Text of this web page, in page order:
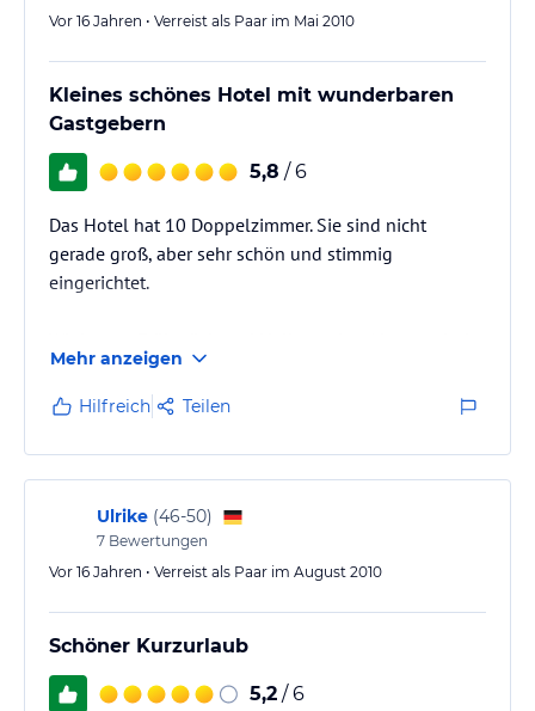
Vor 16 Jahren • Verreist als Paar im Mai 2010
Kleines schönes Hotel mit wunderbaren
Gastgebern
5,8 / 6
Das Hotel hat 10 Doppelzimmer. Sie sind nicht
gerade groß, aber sehr schön und stimmig
eingerichtet.
Part Gastronomie).
Internet und Facebook Auftritt sehr gut.
Wir fahren auf jeden Fall nochmals in das Hotel Tirol.
UNSERE ABSOLUTE EMPEHLUNG!!
Mehr anzeigen
Hilfreich Teilen
Ulrike (46-50)
7 Bewertungen
Vor 16 Jahren • Verreist als Paar im August 2010
Schöner Kurzurlaub
5,2 / 6